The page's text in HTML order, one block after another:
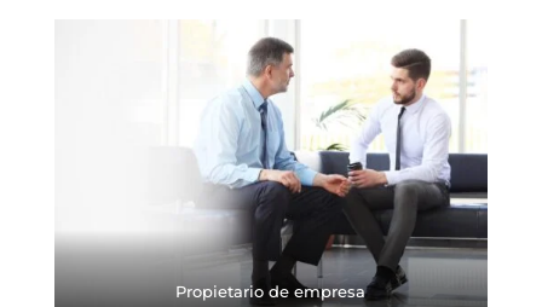
Propietario de empresa